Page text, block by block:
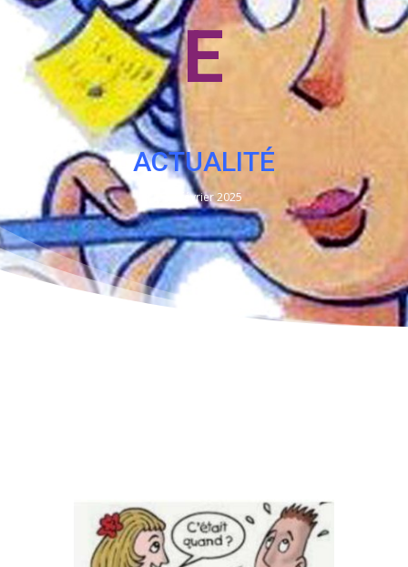
E
ACTUALITÉ
17 février 2025